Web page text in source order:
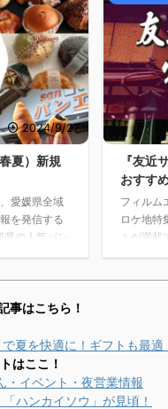
2024/9/27
夏）新規
愛媛県全域
を発信する
の人気パン
舗パン屋さ
『友近
おすす
フィルム
ロケ地特
トが満載
まとめま
事はこちら！
夏を快適に！ギフトも最適
はここ！
・イベント・夜営業情報
ハンカイソウ」が見頃！